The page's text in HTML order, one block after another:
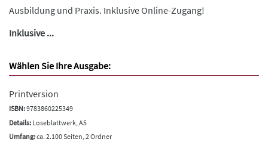
Ausbildung und Praxis. Inklusive Online-Zugang!
Inklusive ...
Wählen Sie Ihre Ausgabe:
Printversion
ISBN:9783860225349
Details: Loseblattwerk, A5
Umfang:ca. 2.100 Seiten, 2 Ordner